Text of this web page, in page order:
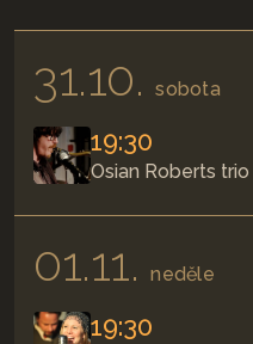
31.10.sobota
19:30
Osian Roberts trio
01.11.neděle
19:30